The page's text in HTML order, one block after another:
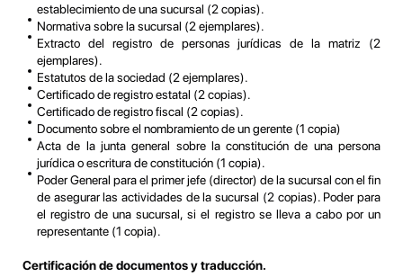
establecimiento de una sucursal (2 copias).
Normativa sobre la sucursal (2 ejemplares).
Extracto del registro de personas jurídicas de la matriz (2
ejemplares).
Estatutos de la sociedad (2 ejemplares).
Certificado de registro estatal (2 copias).
Certificado de registro fiscal (2 copias).
Documento sobre el nombramiento de un gerente (1 copia)
Acta de la junta general sobre la constitución de una persona
jurídica o escritura de constitución (1 copia).
Poder General para el primer jefe (director) de la sucursal con el fin
de asegurar las actividades de la sucursal (2 copias). Poder para
el registro de una sucursal, si el registro se lleva a cabo por un
representante (1 copia).
Certificación de documentos y traducción.